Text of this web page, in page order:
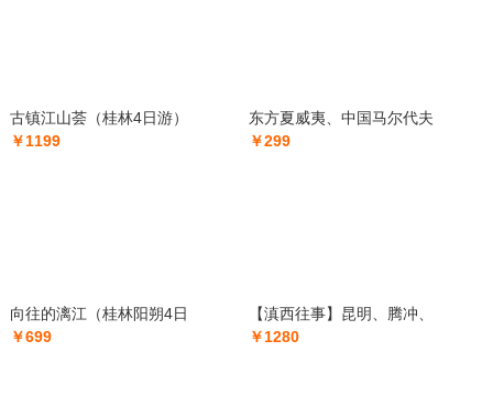
古镇江山荟（桂林4日游）
￥1199
东方夏威夷、中国马尔代夫
￥299
向往的漓江（桂林阳朔4日
￥699
【滇西往事】昆明、腾冲、
￥1280